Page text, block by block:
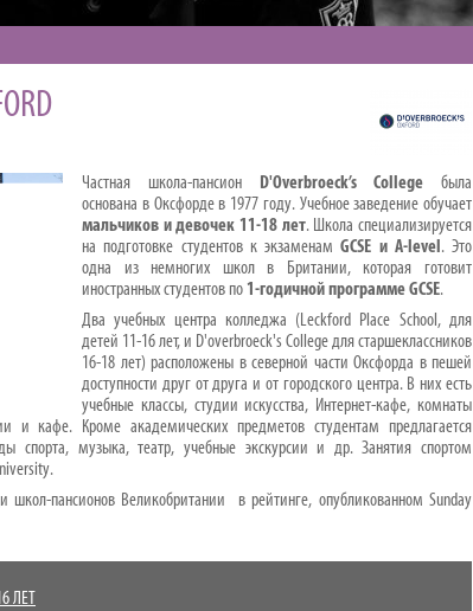
Частная школа-пансион
D'Overbroeck’s College была
основана в Оксфорде в 1977 году. Учебное заведение обучает
мальчиков и девочек 11-18 лет. Школа специализируется
на подготовке студентов к экзаменамGCSE и A-level . Это
одна из немногих школ в Британии, которая готовит
иностранных студентов по1 -годичной программеGCSE.
Два учебных центра колледжа (Leckford Place School, для
детей 11-16 лет, и D'overbroeck's College для старшеклассников
16-18 лет) расположены в северной части Оксфорда в пешей
доступности друг от друга и от городского центра. В них есть
учебные классы, студии искусства, Интернет-кафе, комнаты
и кафе. Кроме академических предметов студентам предлагается
спорта, музыка, театр, учебные экскурсии и др. Занятия спортом
школ-пансионов Великобритании в рейтинге, опубликованном Sunday
ЛЕТ